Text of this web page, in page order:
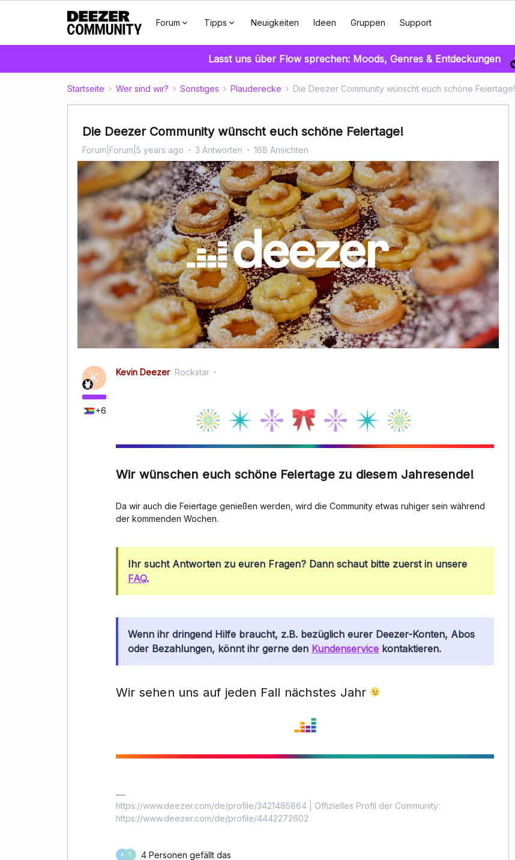
Forum Tipps Neuigkeiten Ideen Gruppen Support
Lasst uns über Flow sprechen: Moods, Genres & Entdeckungen
Startseite Wer sind wir? Sonstiges Plauderecke Die Deezer Community wünscht euch schöne Feiertage!
Die Deezer Community wünscht euch schöne Feiertage!
Forum|Forum|5 years ago 3 Antworten 168 Ansichten
K
+6
Kevin Deezer Rockstar
Wir wünschen euch schöne Feiertage zu diesem Jahresende!
Da wir auch die Feiertage genießen werden, wird die Community etwas ruhiger sein während
der kommenden Wochen.
Ihr sucht Antworten zu euren Fragen? Dann schaut bitte zuerst in unsere
FAQ.
Wenn ihr dringend Hilfe braucht, z.B. bezüglich eurer Deezer-Konten, Abos
oder Bezahlungen, könnt ihr gerne den Kundenservice kontaktieren.
Wir sehen uns auf jeden Fall nächstes Jahr
https://www.deezer.com/de/profile/3421485864 | Offizielles Profil der Community:
https://www.deezer.com/de/profile/4442272602
A T 4 Personen gefällt das